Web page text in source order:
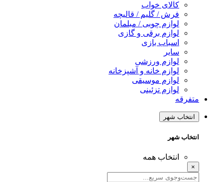
کالای خواب
فرش / گلیم / قالیچه
لوازم چوبی / مبلمان
لوازم برقی و گازی
اسباب بازی
سایر
لوازم ورزشی
لوازم خانه و آشپزخانه
لوازم موسیقی
لوازم تزئینی
متفرقه
انتخاب شهر
انتخاب شهر
انتخاب همه